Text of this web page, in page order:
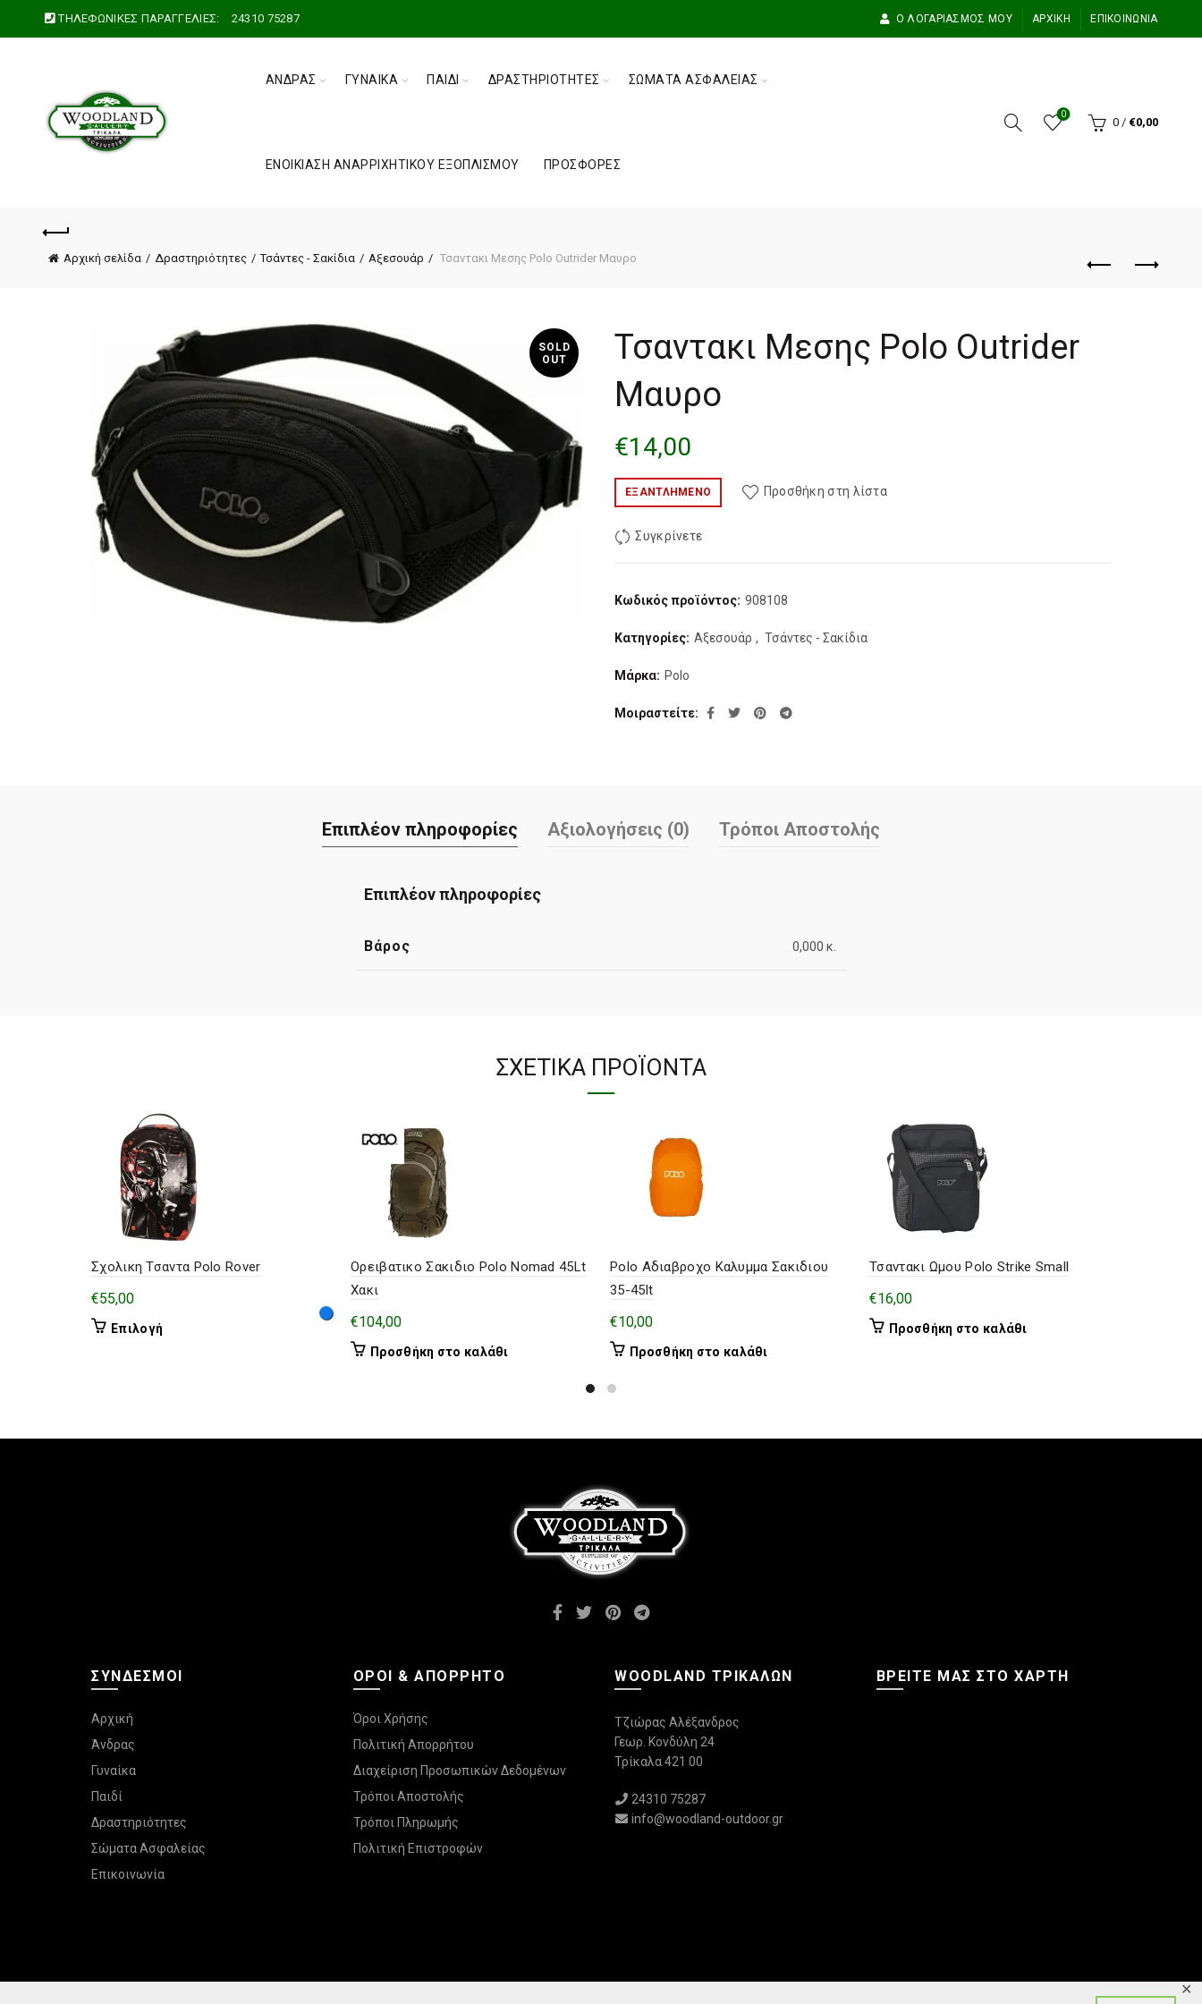
✕
ΤΗΛΕΦΩΝΙΚΕΣ ΠΑΡΑΓΓΕΛΙΕΣ: 24310 75287 Ο ΛΟΓΑΡΙΑΣΜΌΣ ΜΟΥ ΑΡΧΙΚΉ ΕΠΙΚΟΙΝΩΝΊΑ
ΆΝΔΡΑΣ ΓΥΝΑΊΚΑ ΠΑΙΔΊ ΔΡΑΣΤΗΡΙΌΤΗΤΕΣ ΣΏΜΑΤΑ ΑΣΦΑΛΕΊΑΣ
ΕΝΟΙΚΊΑΣΗ ΑΝΑΡΡΙΧΗΤΙΚΟΎ ΕΞΟΠΛΙΣΜΟΎ ΠΡΟΣΦΟΡΈΣ
0
0 / €0,00
Αρχική σελίδα Δραστηριότητες Τσάντες - Σακίδια Αξεσουάρ Τσαντακι Μεσης Polo Outrider Μαυρο
SOLD
OUT
Τσαντακι Μεσης Polo Outrider
Μαυρο
€14,00
ΕΞΑΝΤΛΗΜΈΝΟ Προσθήκη στη λίστα
Συγκρίνετε
Κωδικός προϊόντος: 908108
Κατηγορίες: Αξεσουάρ , Τσάντες - Σακίδια
Μάρκα: Polo
Μοιραστείτε
Επιπλέον πληροφορίες Αξιολογήσεις (0) Τρόποι Αποστολής
Επιπλέον πληροφορίες
Βάρος 0,000 κ.
ΣΧΕΤΙΚΆ ΠΡΟΪΌΝΤΑ
Σχολικη Τσαντα Polo Rover
€55,00
Επιλογή
Ορειβατικο Σακιδιο Polo Nomad 45Lt
Χακι
€104,00
Προσθήκη στο καλάθι
Polo Αδιαβροχο Καλυμμα Σακιδιου
35-45lt
€10,00
Προσθήκη στο καλάθι
Τσαντακι Ωμου Polo Strike Small
€16,00
Προσθήκη στο καλάθι
ΣΎΝΔΕΣΜΟΙ
Αρχική
Άνδρας
Γυναίκα
Παιδί
Δραστηριότητες
Σώματα Ασφαλείας
Επικοινωνία
ΌΡΟΙ & ΑΠΌΡΡΗΤΟ
Όροι Χρήσης
Πολιτική Απορρήτου
Διαχείριση Προσωπικών Δεδομένων
Τρόποι Αποστολής
Τρόποι Πληρωμής
Πολιτική Επιστροφών
WOODLAND ΤΡΙΚΆΛΩΝ
Τζιώρας Αλέξανδρος
Γεωρ. Κονδύλη 24
Τρίκαλα 421 00
24310 75287
info@woodland-outdoor.gr
ΒΡΕΊΤΕ ΜΑΣ ΣΤΟ ΧΆΡΤΗ